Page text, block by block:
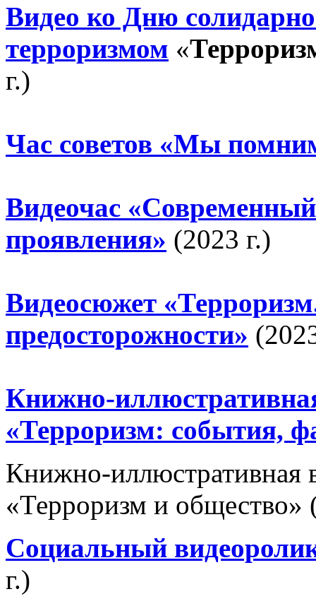
Видео ко Дню
терроризмом «
г.)
Час советов «Мы
Видеочас
проявления» (2023 г.)
Видеосюжет
предосторожности»
Книжно-
«Терроризм: события,
Книжно-иллюстративная
«Терроризм и общество»
Социальный
г.)